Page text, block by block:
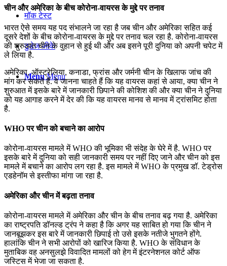
मॉक टेस्ट
टुडेज जीके
Menu Menu
चीन और अमेरिका के बीच कोरोना-वायरस के मुद्दे पर तनाव
भारत ऐसे समय यह पद संभालने जा रहा है जब चीन और अमेरिका सहित कई
दूसरे देशों के बीच कोरोना-वायरस के मुद्दे पर तनाव चल रहा है. कोरोना-वायरस
की शुरुआत चीन के वुहान से हुई थी और अब इसने पूरी दुनिया को अपनी चपेट में
ले लिया है.
अमेरिका, ऑस्ट्रेलिया, कनाडा, फ्रांस और जर्मनी चीन के खिलाफ जांच की
मांग कर सकते हैं. वे जानना चाहते हैं कि यह वायरस कहां से आया, क्या चीन ने
शुरुआत में इसके बारे में जानकारी छिपाने की कोशिश की और क्या चीन ने दुनिया
को यह आगाह करने में देर की कि यह वायरस मानव से मानव में ट्रांसमिट होता
है.
WHO पर चीन को बचाने का आरोप
कोरोना-वायरस मामले में WHO की भूमिका भी संदेह के घेरे में है. WHO पर
इसके बारे में दुनिया को सही जानकारी समय पर नहीं दिए जाने और चीन को इस
मामले में बचाने का आरोप लग रहा है. इस मामले में WHO के प्रमुख डॉ. टेड्रोस
एडहेनॉम से इस्तीफा मांगा जा रहा है.
अमेरिका और चीन में बढ़ता तनाव
कोरोना-वायरस मामले में अमेरिका और चीन के बीच तनाव बढ़ गया है. अमेरिका
का राष्ट्रपति डॉनल्ड ट्रंप ने कहा है कि अगर यह साबित हो गया कि चीन ने
जानबूझकर इस बारे में जानकारी छिपाई तो उसे इसके नतीजे भुगतने होंगे.
हालांकि चीन ने सभी आरोपों को खारिज किया है. WHO के संविधान के
मुताबिक वह अनसुलझे विवादित मामलों को हेग में इंटरनेशनल कोर्ट ऑफ
जस्टिस में भेजा जा सकता है.